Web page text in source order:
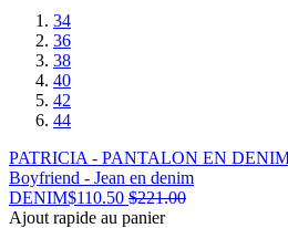
34
36
38
40
42
44
PATRICIA - PANTALON EN
Boyfriend - Jean en denim
DENIM$110.50 $221.00
Ajout rapide au panier